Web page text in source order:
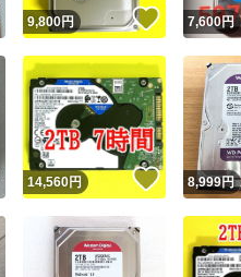
いいね！
9,800円 いいね！
7,600円
いいね！
14,560円 いいね！
8,999円